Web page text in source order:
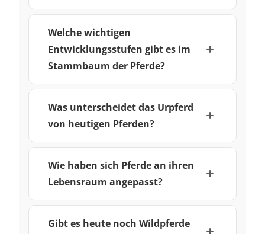
Welche wichtigen
Entwicklungsstufen gibt es im
Stammbaum der Pferde?
Was unterscheidet das Urpferd
von heutigen Pferden?
Wie haben sich Pferde an ihren
Lebensraum angepasst?
Gibt es heute noch Wildpferde